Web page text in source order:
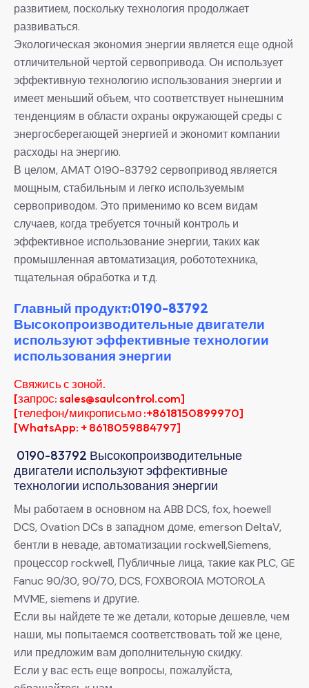
развитием, поскольку технология продолжает
развиваться.
Экологическая экономия энергии является еще одной
отличительной чертой сервопривода. Он использует
эффективную технологию использования энергии и
имеет меньший объем, что соответствует нынешним
тенденциям в области охраны окружающей среды с
энергосберегающей энергией и экономит компании
расходы на энергию.
В целом, AMAT 0190-83792 сервопривод является
мощным, стабильным и легко используемым
сервоприводом. Это применимо ко всем видам
случаев, когда требуется точный контроль и
эффективное использование энергии, таких как
промышленная автоматизация, робототехника,
тщательная обработка и т.д.
Главный продукт:0190-83792
Высокопроизводительные двигатели
используют эффективные технологии
использования энергии
Свяжись с зоной.
[запрос: sales@saulcontrol.com]
[телефон/микрописьмо :+8618150899970]
[WhatsApp: + 8618059884797]
0190-83792 Высокопроизводительные
двигатели используют эффективные
технологии использования энергии
Мы работаем в основном на ABB DCS, fox, hoewell
DCS, Ovation DCs в западном доме, emerson DeltaV,
бентли в неваде, автоматизации rockwell,Siemens,
процессор rockwell, Публичные лица, такие как PLC, GE
Fanuc 90/30, 90/70, DCS, FOXBOROIA MOTOROLA
MVME, siemens и другие.
Если вы найдете те же детали, которые дешевле, чем
наши, мы попытаемся соответствовать той же цене,
или предложим вам дополнительную скидку.
Если у вас есть еще вопросы, пожалуйста,